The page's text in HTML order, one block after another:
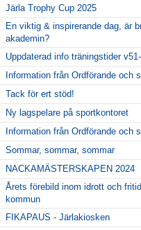
Järla Trophy Cup 2025
En viktig & inspirerande dag, är
akademin?
Uppdaterad info träningstider
Information från Ordförande och
Tack för ert stöd!
Ny lagspelare på sportkontoret
Information från Ordförande och
Sommar, sommar, sommar
NACKAMÄSTERSKAPEN 2024
Årets förebild inom idrott och
kommun
FIKAPAUS - Järlakiosken